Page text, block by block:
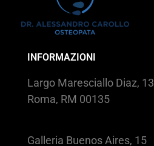
INFORMAZIONI
Largo Maresciallo Diaz, 13
Roma, RM 00135
Galleria Buenos Aires, 15